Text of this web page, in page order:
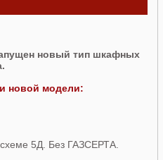
новый тип шкафных
новой модели:
схеме 5Д. Без ГАЗСЕРТА.